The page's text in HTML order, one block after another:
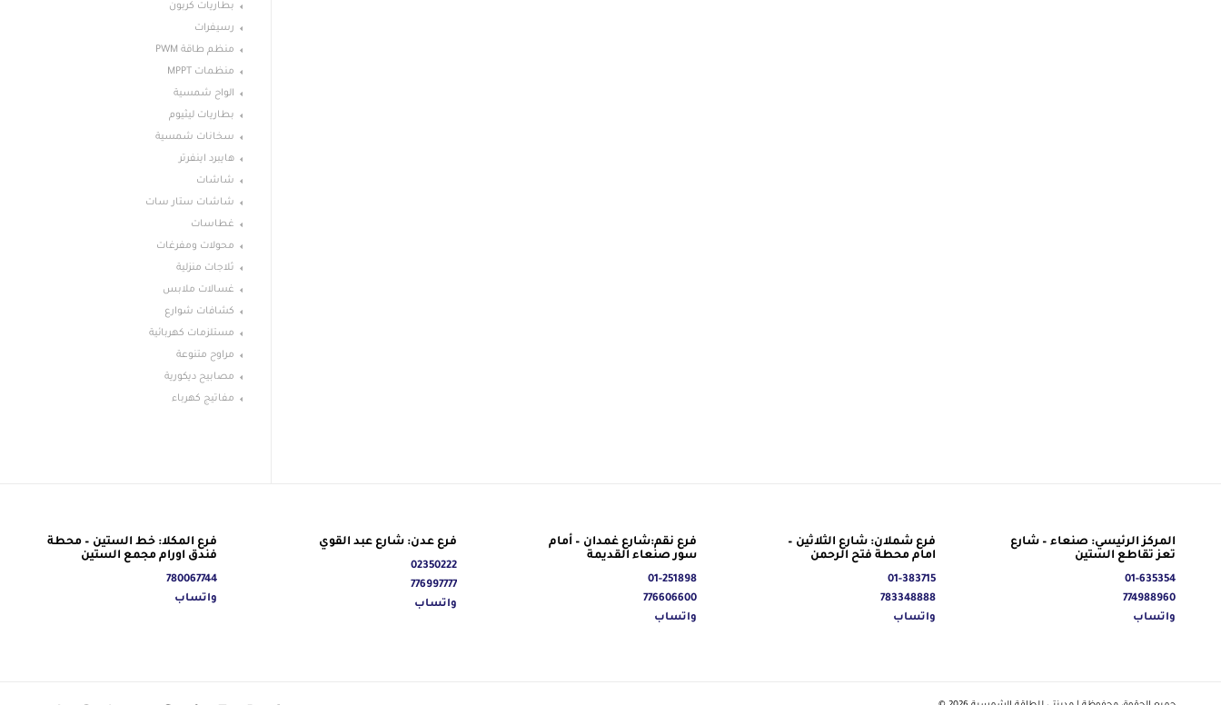
بطاريات كربون
رسيفرات
منظم طاقة PWM
منظمات MPPT
الواح شمسية
بطاريات ليثيوم
سخانات شمسية
هايبرد اينفرتر
شاشات
شاشات ستار سات
غطاسات
محولات ومفرغات
ثلاجات منزلية
غسالات ملابس
كشافات شوارع
مستلزمات كهربائية
مراوح متنوعة
مصابيح ديكورية
مفاتيج كهرباء
المركز الرئيسي: صنعاء – شارع
تعز تقاطع الستين
01-635354
774988960
واتساب
فرع شملان: شارع الثلاثين –
امام محطة فتح الرحمن
01-383715
783348888
واتساب
فرع نقم:شارع غمدان – أمام
سور صنعاء القديمة
01-251898
776606600
واتساب
فرع عدن: شارع عبد القوي
02350222
776997777
واتساب
فرع المكلا: خط الستين – محطة
فندق اورام مجمع الستين
780067744
واتساب